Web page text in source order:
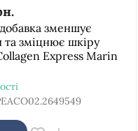
зменшує
зміцнює шкіру
Express Marin